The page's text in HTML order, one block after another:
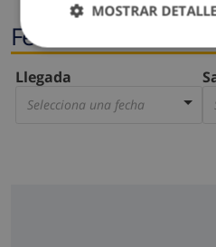
Fechas
Llegada
Selecciona una fecha
MOSTRAR